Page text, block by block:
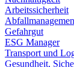
Arbeitssicherheit
Gefahrgut
ESG Manager
Transport und
Gesundheit,